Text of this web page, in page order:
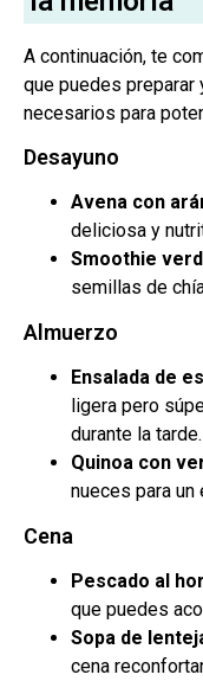
A continuación, te
que puedes
necesarios para
Desayuno
Avena con
deliciosa y
Smoothie
semillas de
Almuerzo
Ensalada de
ligera pero
durante la tarde.
Quinoa con
nueces para un
Cena
Pescado al
que puedes
Sopa de
cena